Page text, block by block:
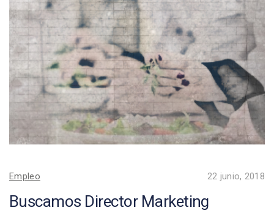
Empleo 22 junio, 2018
Buscamos Director Marketing